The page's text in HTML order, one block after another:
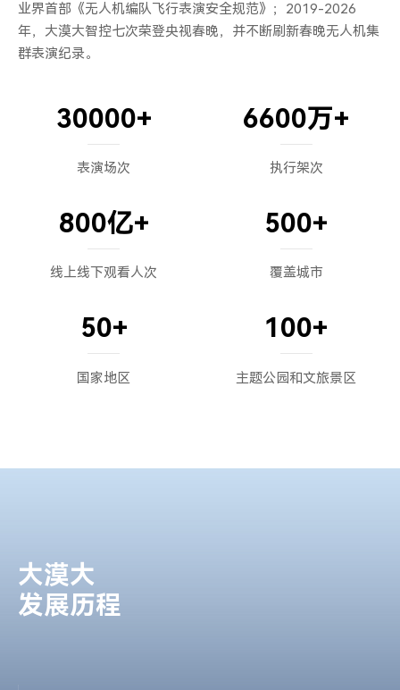
业界首部《无人机编队飞行表演安全规范》；2019-2026
年，大漠大智控七次荣登央视春晚，并不断刷新春晚无人机集
群表演纪录。
30000+
表演场次
6600万+
执行架次
800亿+
线上线下观看人次
500+
覆盖城市
50+
国家地区
100+
主题公园和文旅景区
大漠大
发展历程
世界记录
2020年12月 江苏卫视跨年演唱会官宣倒计时活动
2021年1月 央视粤港澳大湾区新年音乐会
助力浙江卫视2021 跨年晚会
2021年7月 成为 2020年迪拜世博会中国馆官方合作伙伴
机集群表演安全飞行规范》新书发布会
2022
演系统，在业界引发巨大轰动
获评全国第四批专精特新“小巨人”企业
2024
大漠大3000架无人机登陆2024年央视春晚沈阳分会场，
并获颁中央广播电视总台感谢信